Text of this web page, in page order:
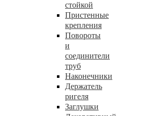
стойкой
Пристенные
крепления
Повороты
и
соединители
труб
Наконечники
Держатель
ригеля
Заглушки